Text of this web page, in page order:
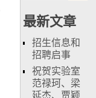
最新文章
招生信息和
招聘启事
祝贺实验室
范禄珂、梁
延杰、贾颖